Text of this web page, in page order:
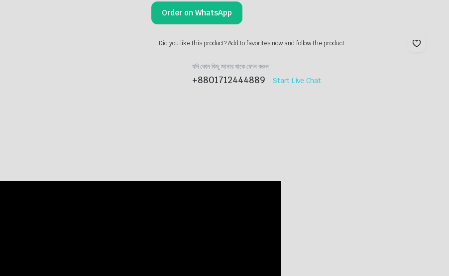
224.00৳ .
55.00৳ .
মুখ
দিয়ে
বের
Mouth
Order on WhatsApp
Did you like this product? Add to favorites now and follow the product.
যদি কোন কিছু জানার থাকে ফোন করুন
+8801712444889 Start Live Chat